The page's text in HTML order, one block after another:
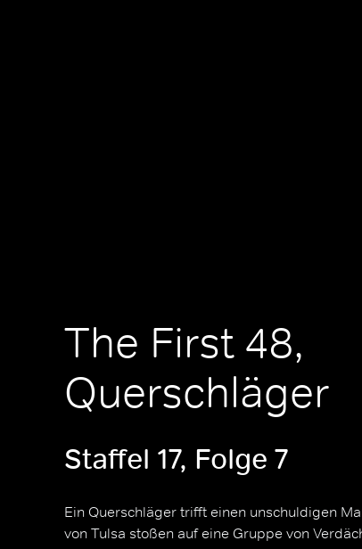
The First 48,
Querschläger
Staffel 17, Folge 7
Ein Querschläger trifft einen unschuldigen
von Tulsa stoßen auf eine Gruppe von